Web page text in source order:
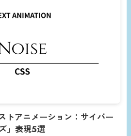
トアニメーション：サイバー
」表現5選